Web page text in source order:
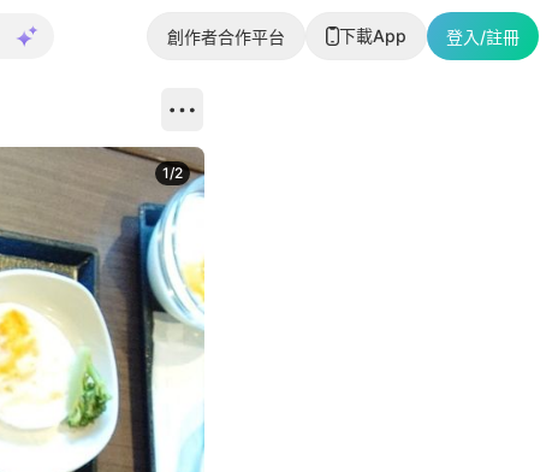
創作者合作平台 下載App 登入/註冊
1/2